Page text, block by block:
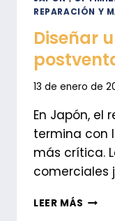
REPARACIÓN Y
Diseñar
13 de enero de
En Japón, el
termina con
más crítica.
comerciales
LEER MÁS